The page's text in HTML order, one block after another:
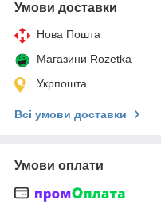
Умови доставки
Нова Пошта
Магазини Rozetka
Укрпошта
Всі умови доставки
Умови оплати